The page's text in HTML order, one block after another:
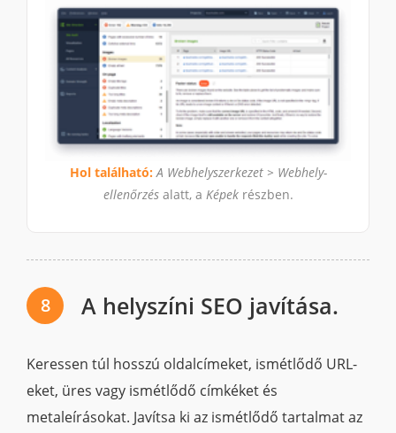
Hol található: A Webhelyszerkezet > Webhely-
ellenőrzésalatt, a Képekrészben.
8 A helyszíni SEO javítása.
Keressen túl hosszú oldalcímeket, ismétlődő URL-
eket, üres vagy ismétlődő címkéket és
metaleírásokat. Javítsa ki az ismétlődő tartalmat az